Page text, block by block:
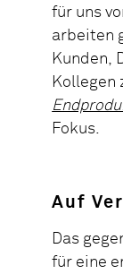
für uns
arbeiten
Kunden,
Kollegen
Fokus.
Auf
Das
für eine